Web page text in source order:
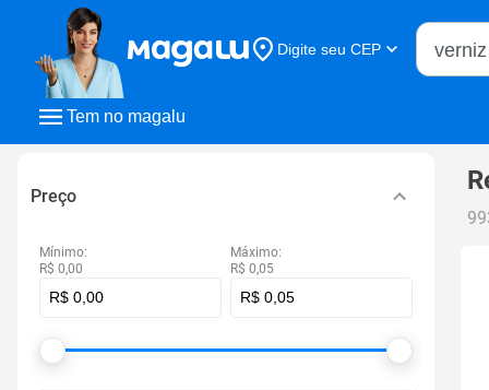
Tem no magalu
Digite seu CEP
Buscar
Preço
Mínimo:
R$ 0,00
Máximo:
R$ 0,05